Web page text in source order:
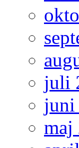
juli
juni
maj